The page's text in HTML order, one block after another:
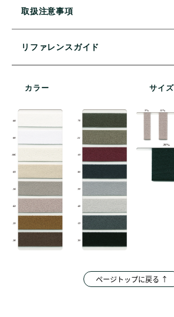
取扱注意事項
リファレンスガイド
カラー サイズ
ページトップに戻る ↑